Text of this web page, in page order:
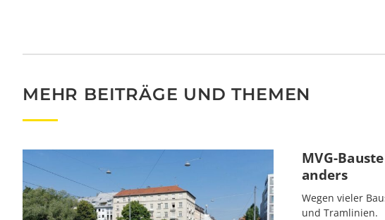
MEHR BEITRÄGE UND THEMEN
MVG-
anders
Wegen vieler
und Tramlinien.